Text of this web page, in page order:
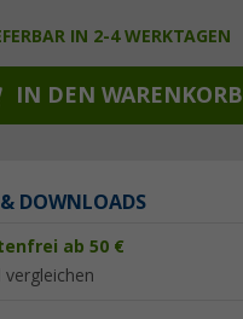
IN 2-4 WERKTAGEN
IN DEN WARENKORB
DOWNLOADS
ab 50 €
vergleichen